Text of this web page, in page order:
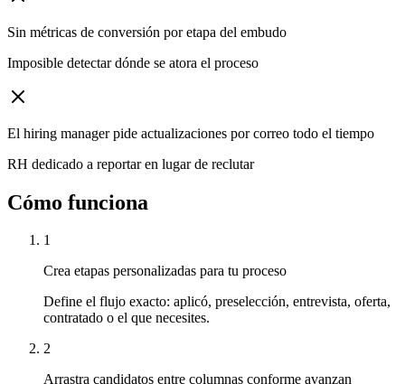
Sin métricas de conversión por etapa del embudo
Imposible detectar dónde se atora el proceso
El hiring manager pide actualizaciones por correo todo el tiempo
RH dedicado a reportar en lugar de reclutar
Cómo funciona
1
Crea etapas personalizadas para tu proceso
Define el flujo exacto: aplicó, preselección, entrevista, oferta,
contratado o el que necesites.
2
Arrastra candidatos entre columnas conforme avanzan